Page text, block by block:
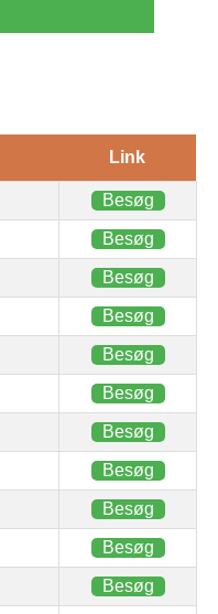
Link
Besøg
Besøg
Besøg
Besøg
Besøg
Besøg
Besøg
Besøg
Besøg
Besøg
Besøg